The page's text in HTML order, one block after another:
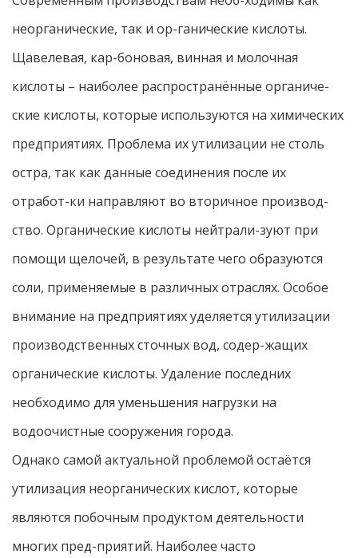
неорганические, так и ор-ганические кислоты.
Щавелевая, кар-боновая, винная и молочная
кислоты – наиболее распространённые органиче-
ские кислоты, которые используются на химических
предприятиях. Проблема их утилизации не столь
остра, так как данные соединения после их
отработ-ки направляют во вторичное производ-
ство. Органические кислоты нейтрали-зуют при
помощи щелочей, в результате чего образуются
соли, применяемые в различных отраслях. Особое
внимание на предприятиях уделяется утилизации
производственных сточных вод, содер-жащих
органические кислоты. Удаление последних
необходимо для уменьшения нагрузки на
водоочистные сооружения города.
Однако самой актуальной проблемой остаётся
утилизация неорганических кислот, которые
являются побочным продуктом деятельности
многих пред-приятий. Наиболее часто